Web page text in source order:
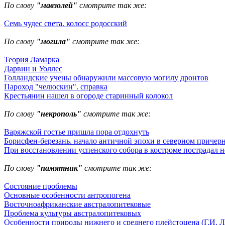
По слову "мавзолей" смотрите так же:
Семь чудес света. колосс родосский
По слову "могила" смотрите так же:
Теория Ламарка
Дарвин и Уоллес
Голландские учены обнаружили массовую могилу дронтов
Пароход "челюскин". справка
Крестьянин нашел в огороде старинный колокол
По слову "некрополь" смотрите так же:
Варяжской гостье пришла пора отдохнуть
Борисфен-березань. начало античной эпохи в северном
При восстановлении успенского собора в костроме пострадал
По слову "памятник" смотрите так же:
Состояние проблемы
Основные особенности антропогена
Восточноафриканские австралопитековые
Проблема культуры австралопитековых
Особенности природы нижнего и среднего плейстоцена (Г.И.